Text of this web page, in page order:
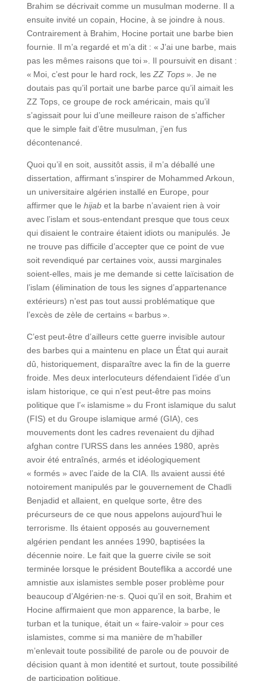
Brahim se décrivait comme un musulman moderne. Il a
ensuite invité un copain, Hocine, à se joindre à nous.
Contrairement à Brahim, Hocine portait une barbe bien
fournie. Il m’a regardé et m’a dit : « J’ai une barbe, mais
pas les mêmes raisons que toi ». Il poursuivit en disant :
« Moi, c’est pour le hard rock, lesZZ Tops». Je ne
doutais pas qu’il portait une barbe parce qu’il aimait les
ZZ Tops, ce groupe de rock américain, mais qu’il
s’agissait pour lui d’une meilleure raison de s’afficher
que le simple fait d’être musulman, j’en fus
décontenancé.
Quoi qu’il en soit, aussitôt assis, il m’a déballé une
dissertation, affirmant s’inspirer de Mohammed Arkoun,
un universitaire algérien installé en Europe, pour
affirmer que le hijabet la barbe n’avaient rien à voir
avec l’islam et sous-entendant presque que tous ceux
qui disaient le contraire étaient idiots ou manipulés. Je
ne trouve pas difficile d’accepter que ce point de vue
soit revendiqué par certaines voix, aussi marginales
soient-elles, mais je me demande si cette laïcisation de
l’islam (élimination de tous les signes d’appartenance
extérieurs) n’est pas tout aussi problématique que
l’excès de zèle de certains « barbus ».
C’est peut-être d’ailleurs cette guerre invisible autour
des barbes qui a maintenu en place un État qui aurait
dû, historiquement, disparaître avec la fin de la guerre
froide. Mes deux interlocuteurs défendaient l’idée d’un
islam historique, ce qui n’est peut-être pas moins
politique que l’« islamisme » du Front islamique du salut
(FIS) et du Groupe islamique armé (GIA), ces
mouvements dont les cadres revenaient du djihad
afghan contre l’URSS dans les années 1980, après
avoir été entraînés, armés et idéologiquement
« formés » avec l’aide de la CIA. Ils avaient aussi été
notoirement manipulés par le gouvernement de Chadli
Benjadid et allaient, en quelque sorte, être des
précurseurs de ce que nous appelons aujourd’hui le
terrorisme. Ils étaient opposés au gouvernement
algérien pendant les années 1990, baptisées la
décennie noire. Le fait que la guerre civile se soit
terminée lorsque le président Bouteflika a accordé une
amnistie aux islamistes semble poser problème pour
beaucoup d’Algérien·ne·s. Quoi qu’il en soit, Brahim et
Hocine affirmaient que mon apparence, la barbe, le
turban et la tunique, était un « faire-valoir » pour ces
islamistes, comme si ma manière de m’habiller
m’enlevait toute possibilité de parole ou de pouvoir de
décision quant à mon identité et surtout, toute possibilité
de participation politique.